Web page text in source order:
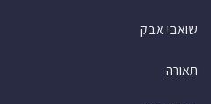
שואבי אבק
תאורה